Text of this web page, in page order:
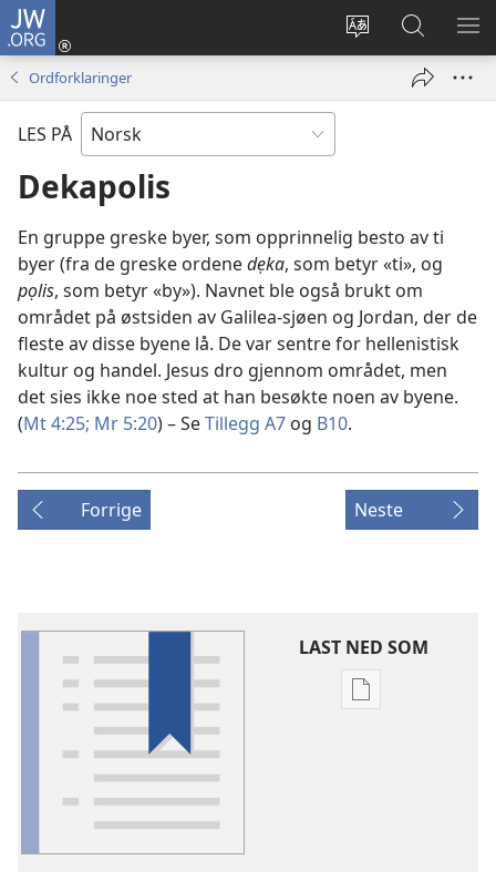
JW.ORG
Endre
Logg
inn
vindu)
Søk
på
JW.ORG
VIS
Ordforklaringer
LES PÅ
Dekapolis
En gruppe greske byer, som opprinnelig besto av ti
byer (fra de greske ordenedẹka, som betyr «ti», og
pọlis, som betyr «by»). Navnet ble også brukt om
området på østsiden av Galilea-sjøen og Jordan, der de
fleste av disse byene lå. De var sentre for hellenistisk
kultur og handel. Jesus dro gjennom området, men
det sies ikke noe sted at han besøkte noen av byene.
(Mt 4:25; Mr 5:20) – SeTillegg A7 og B10.
Forrige Neste
LAST NED SOM